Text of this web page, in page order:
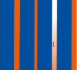
Kreditnehmer ist